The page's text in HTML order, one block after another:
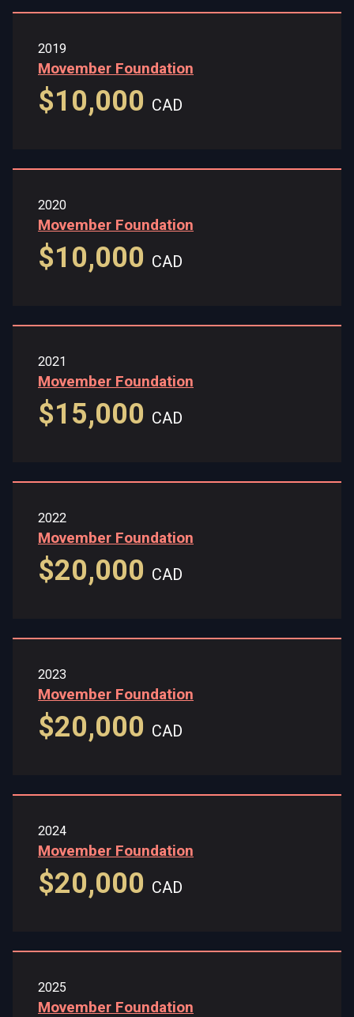
2019
Movember Foundation
$10,000 CAD
2020
Movember Foundation
$10,000 CAD
2021
Movember Foundation
$15,000 CAD
2022
Movember Foundation
$20,000 CAD
2023
Movember Foundation
$20,000 CAD
2024
Movember Foundation
$20,000 CAD
2025
Movember Foundation